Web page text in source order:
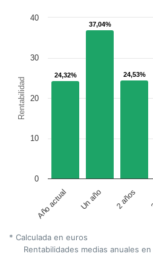
Rentabilidad
24,32%
24,32%
37,04%
37,04%
24,53%
24,53%
Año actual Un año 2 años
0
10
20
30
40
* Calculada en euros
Rentabilidades medias anuales